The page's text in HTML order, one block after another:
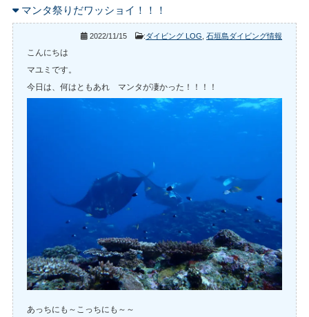
マンタ祭りだワッショイ！！！
2022/11/15 :ダイビング LOG ,石垣島ダイビング情報
こんにちは
マユミです。
今日は、何はともあれ マンタが凄かった！！！！
あっちにも～こっちにも～～